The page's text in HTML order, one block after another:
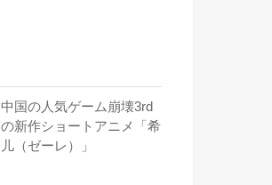
中国の人気ゲーム崩壊3rd
の新作ショートアニメ「希
儿（ゼーレ）」